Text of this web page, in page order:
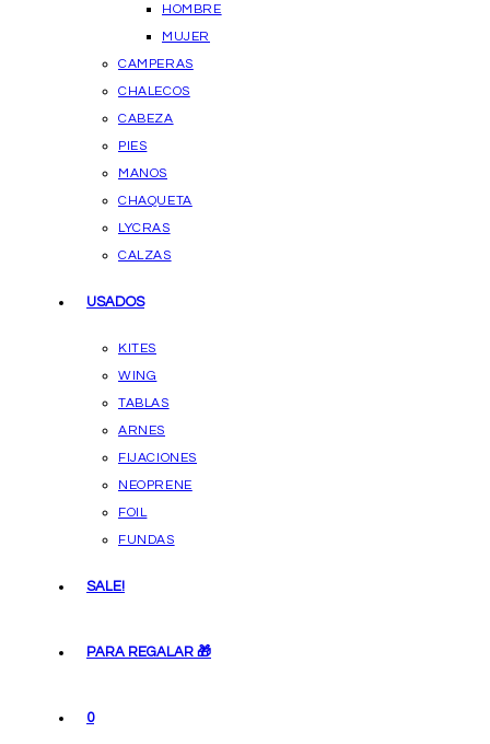
HOMBRE
MUJER
CAMPERAS
CHALECOS
CABEZA
PIES
MANOS
CHAQUETA
LYCRAS
CALZAS
USADOS
KITES
WING
TABLAS
ARNES
FIJACIONES
NEOPRENE
FOIL
FUNDAS
SALE!
PARA REGALAR 🎁
0